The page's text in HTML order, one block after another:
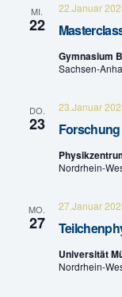
MI.
22
22.Januar
Gymnasium
Sachsen-
DO.
23
23.Januar
Nordrhein-
MO.
27
27.Januar
Universität
Nordrhein-